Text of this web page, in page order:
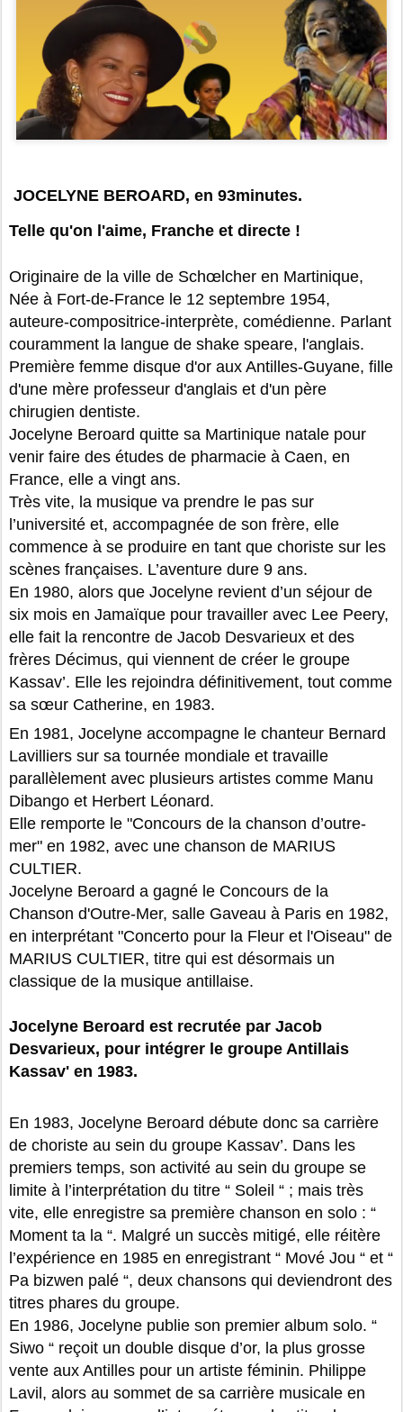
JOCELYNE BEROARD, en 93minutes.
Telle qu'on l'aime, Franche et directe !
Originaire de la ville de Schœlcher en Martinique,
Née à Fort-de-France le 12 septembre 1954,
auteure-compositrice-interprète, comédienne. Parlant
couramment la langue de shake speare, l'anglais.
Première femme disque d'or aux Antilles-Guyane, fille
d'une mère professeur d'anglais et d'un père
chirugien dentiste.
Jocelyne Beroard quitte sa Martinique natale pour
venir faire des études de pharmacie à Caen, en
France, elle a vingt ans.
Très vite, la musique va prendre le pas sur
l’université et, accompagnée de son frère, elle
commence à se produire en tant que choriste sur les
scènes françaises. L’aventure dure 9 ans.
En 1980, alors que Jocelyne revient d’un séjour de
six mois en Jamaïque pour travailler avec Lee Peery,
elle fait la rencontre de Jacob Desvarieux et des
frères Décimus, qui viennent de créer le groupe
Kassav’. Elle les rejoindra définitivement, tout comme
sa sœur Catherine, en 1983.
En 1981, Jocelyne accompagne le chanteur Bernard
Lavilliers sur sa tournée mondiale et travaille
parallèlement avec plusieurs artistes comme Manu
Dibango et Herbert Léonard.
Elle remporte le "Concours de la chanson d’outre-
mer" en 1982, avec une chanson de MARIUS
CULTIER.
Jocelyne Beroard a gagné le Concours de la
Chanson d'Outre-Mer, salle Gaveau à Paris en 1982,
en interprétant "Concerto pour la Fleur et l'Oiseau" de
MARIUS CULTIER, titre qui est désormais un
classique de la musique antillaise.
Jocelyne Beroard est recrutée par Jacob
Desvarieux, pour intégrer le groupe Antillais
Kassav' en 1983.
En 1983, Jocelyne Beroard débute donc sa carrière
de choriste au sein du groupe Kassav’. Dans les
premiers temps, son activité au sein du groupe se
limite à l’interprétation du titre “ Soleil “ ; mais très
vite, elle enregistre sa première chanson en solo : “
Moment ta la “. Malgré un succès mitigé, elle réitère
l’expérience en 1985 en enregistrant “ Mové Jou “ et “
Pa bizwen palé “, deux chansons qui deviendront des
titres phares du groupe.
En 1986, Jocelyne publie son premier album solo. “
Siwo “ reçoit un double disque d’or, la plus grosse
vente aux Antilles pour un artiste féminin. Philippe
Lavil, alors au sommet de sa carrière musicale en